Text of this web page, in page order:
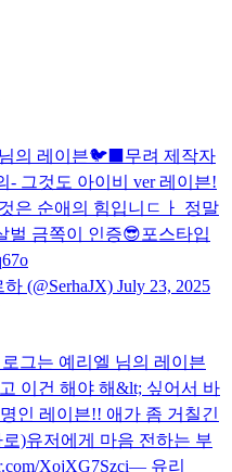
의 레이븐🐦‍⬛무려 제작자
- 그것도 아이비 ver 레이븐!
은 순애의 힘입니ㄷㅏ 정말
벌 금쪽이 인증😎포스타입
(@SerhaJX) July 23, 2025
그는 예리엘 님의 레이븐
이건 해야 해&lt; 싶어서 바
인 레이븐!! 애가 좀 거칠긴
)유저에게 마음 전하는 부
XojXG7Szci— 유리